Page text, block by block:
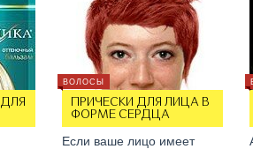
ВОЛОСЫ
ПРИЧЕСКИ ДЛЯ ЛИЦА В
ФОРМЕ СЕРДЦА
Если ваше лицо имеет